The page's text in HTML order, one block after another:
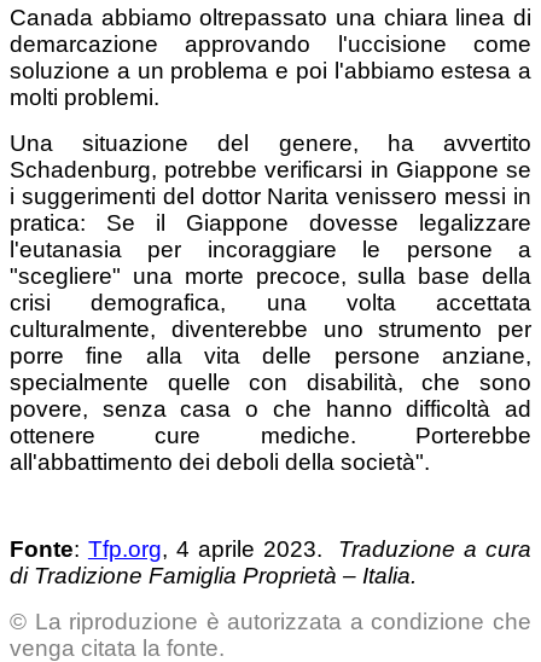
Canada abbiamo oltrepassato una chiara linea di
demarcazione approvando l'uccisione come
soluzione a un problema e poi l'abbiamo estesa a
molti problemi.
Una situazione del genere, ha avvertito
Schadenburg, potrebbe verificarsi in Giappone se
i suggerimenti del dottor Narita venissero messi in
pratica: Se il Giappone dovesse legalizzare
l'eutanasia per incoraggiare le persone a
"scegliere" una morte precoce, sulla base della
crisi demografica, una volta accettata
culturalmente, diventerebbe uno strumento per
porre fine alla vita delle persone anziane,
specialmente quelle con disabilità, che sono
povere, senza casa o che hanno difficoltà ad
ottenere cure mediche. Porterebbe
all'abbattimento dei deboli della società".
Fonte: Tfp.org, 4 aprile 2023. Traduzione a cura
di Tradizione Famiglia Proprietà – Italia.
© La riproduzione è autorizzata a condizione che
venga citata la fonte.